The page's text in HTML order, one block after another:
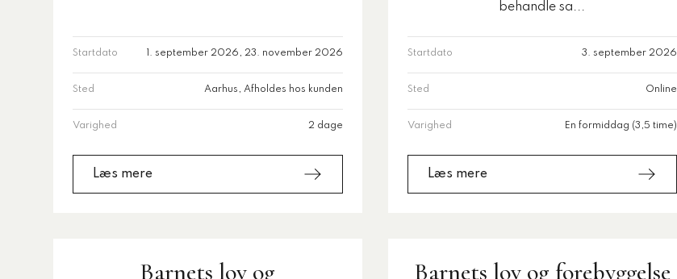
Startdato 1. september 2026, 23. november 2026
Sted Aarhus, Afholdes hos kunden
Varighed 2 dage
Læs mere
behandle sa...
Startdato 3. september 2026
Sted Online
Varighed En formiddag (3,5 time)
Læs mere
Barnets lov og
Barnets lov og forebyggelse